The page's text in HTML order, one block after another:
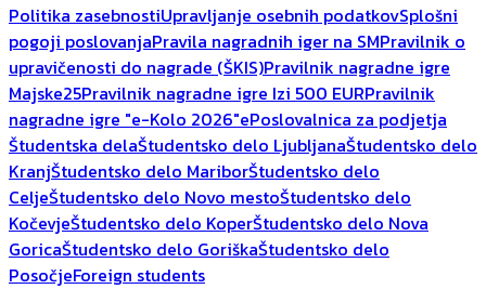
Politika zasebnostiUpravljanje osebnih podatkovSplošni
pogoji poslovanjaPravila nagradnih iger na SMPravilnik o
upravičenosti do nagrade (ŠKIS)Pravilnik nagradne igre
Majske25Pravilnik nagradne igre Izi 500 EURPravilnik
nagradne igre "e-Kolo 2026"ePoslovalnica za podjetja
Študentska delaŠtudentsko delo LjubljanaŠtudentsko delo
KranjŠtudentsko delo MariborŠtudentsko delo
CeljeŠtudentsko delo Novo mestoŠtudentsko delo
KočevjeŠtudentsko delo KoperŠtudentsko delo Nova
GoricaŠtudentsko delo GoriškaŠtudentsko delo
PosočjeForeign students